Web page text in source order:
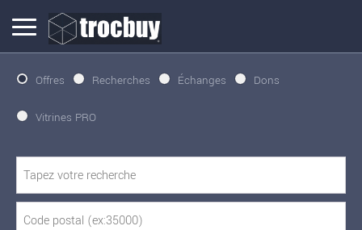
Offres Recherches Échanges Dons
Vitrines PRO